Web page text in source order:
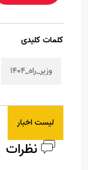
کلمات کلیدی
وزیر_راه_۱۴۰۴
لیست اخبار
نظرات